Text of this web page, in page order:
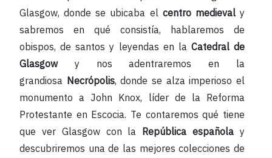
Glasgow, donde se ubicaba el centro medievaly
sabremos en qué consistía, hablaremos de
obispos, de santos y leyendas en la Catedral de
Glasgowy nos adentraremos en la
grandiosa Necrópolis, donde se alza imperioso el
monumento a John Knox, líder de la Reforma
Protestante en Escocia. Te contaremos qué tiene
que ver Glasgow con la República española y
descubriremos una de las mejores colecciones de